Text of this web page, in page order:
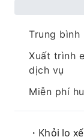
Trung bình
Xuất trình
dịch vụ
Miễn phí
・Khỏi lo